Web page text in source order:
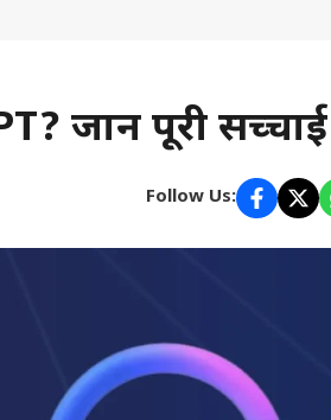
जानें पूरी सच्चाई
Follow Us: